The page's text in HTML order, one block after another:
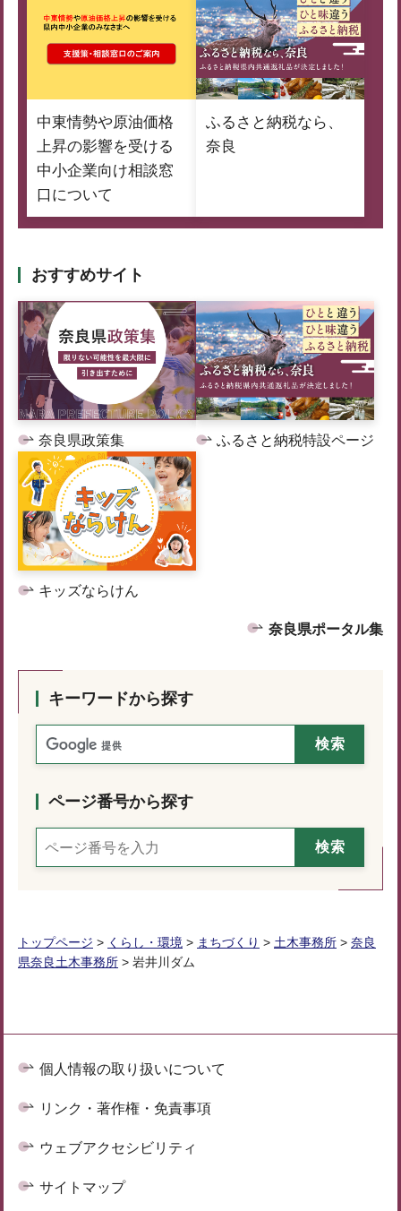
中東情勢や原油価格
上昇の影響を受ける
中小企業向け相談窓
口について
ふるさと納税なら、
奈良
おすすめサイト
奈良県政策集 ふるさと納税特設ページ
キッズならけん
奈良県ポータル集
キーワードから探す
ページ番号から探す
トップページ > くらし・環境 > まちづくり > 土木事務所 > 奈良
県奈良土木事務所 > 岩井川ダム
個人情報の取り扱いについて
リンク・著作権・免責事項
ウェブアクセシビリティ
サイトマップ